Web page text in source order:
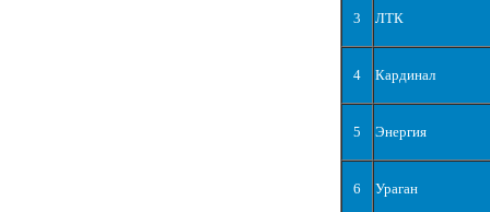
3 ЛТК
4 Кардинал
5 Энергия
6 Ураган